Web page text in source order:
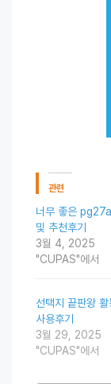
관련
너무 좋은
및 추천후기
3월 4, 2025
"CUPAS"에서
선택지 끝판왕 활
사용후기
3월 29, 2025
"CUPAS"에서